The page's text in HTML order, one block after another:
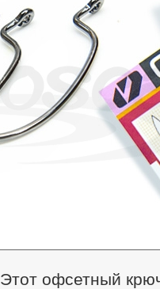
Этот офсетный